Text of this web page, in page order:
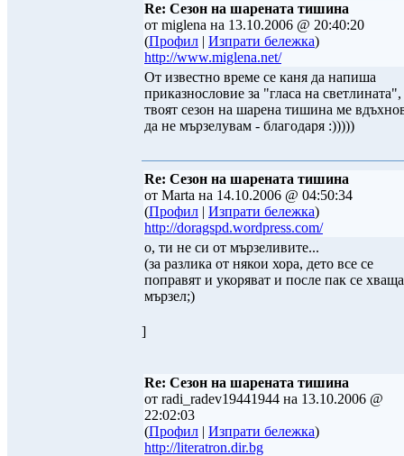
Re: Сезон на шарената тишина
от miglena на 13.10.2006 @ 20:40:20
(Профил | Изпрати бележка)
http://www.miglena.net/
От известно време се каня да напиша
приказнословие за "гласа на светлината",
твоят сезон на шарена тишина ме
да не мързелувам - благодаря :)))))
Re: Сезон на шарената тишина
от Marta на 14.10.2006 @ 04:50:34
(Профил | Изпрати бележка)
http://doragspd.wordpress.com/
о, ти не си от мързеливите...
(за разлика от някои хора, дето все се
поправят и укоряват и после пак се
мързел;)
]
Re: Сезон на шарената тишина
от radi_radev19441944 на 13.10.2006 @
22:02:03
(Профил | Изпрати бележка)
http://literatron.dir.bg